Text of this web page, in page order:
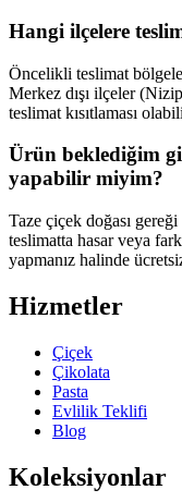
Hangi ilçelere
Öncelikli teslimat
Merkez dışı ilçeler
teslimat kısıtlaması
Ürün beklediğim
yapabilir miyim?
Taze çiçek doğası
teslimatta hasar veya
yapmanız halinde
Hizmetler
Çiçek
Çikolata
Pasta
Evlilik Teklifi
Blog
Koleksiyonlar